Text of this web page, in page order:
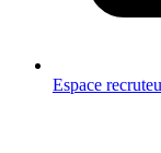
Espace